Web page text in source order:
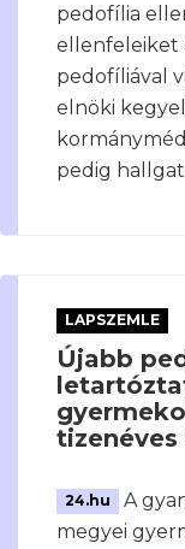
pedofília
ellenfeleiket
pedofíliával
elnöki
pedig
LAPSZEMLE
Újabb
24.hu
A
megyei